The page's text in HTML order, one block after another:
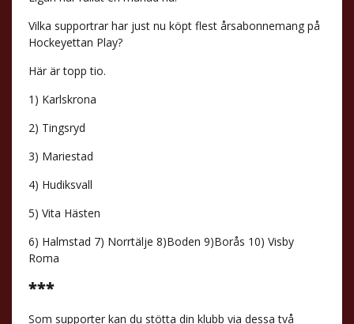
Vilka supportrar har just nu köpt flest årsabonnemang på
Hockeyettan Play?
Här är topp tio.
1) Karlskrona
2) Tingsryd
3) Mariestad
4) Hudiksvall
5) Vita Hästen
6) Halmstad 7) Norrtälje 8)Boden 9)Borås 10) Visby
Roma
***
Som supporter kan du stötta din klubb via dessa två